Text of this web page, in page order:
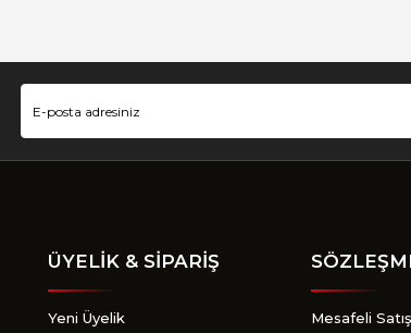
ÜYELİK & SİPARİŞ
Yeni Üyelik Mesafeli